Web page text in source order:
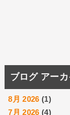
ブログ アー
8月 2026 (1)
7月 2026 (4)